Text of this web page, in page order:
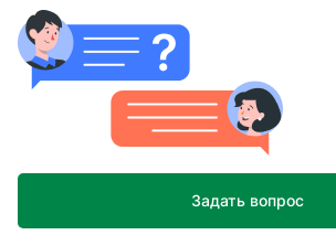
Задать вопрос